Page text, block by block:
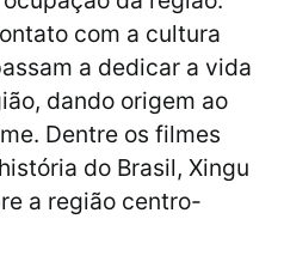
com a cultura
a dedicar a vida
dando origem ao
Dentre os filmes
do Brasil, Xingu
a região centro-